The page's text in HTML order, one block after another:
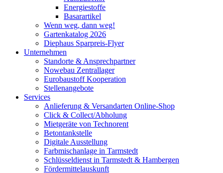
Energiestoffe
Basarartikel
Wenn weg, dann weg!
Gartenkatalog 2026
Diephaus Sparpreis-Flyer
Unternehmen
Standorte & Ansprechpartner
Nowebau Zentrallager
Eurobaustoff Kooperation
Stellenangebote
Services
Anlieferung & Versandarten Online-Shop
Click & Collect/Abholung
Mietgeräte von Technorent
Betontankstelle
Digitale Ausstellung
Farbmischanlage in Tarmstedt
Schlüsseldienst in Tarmstedt & Hambergen
Fördermittelauskunft